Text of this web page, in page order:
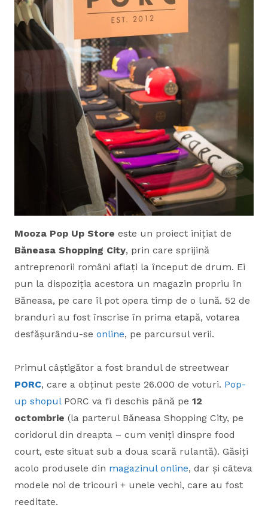
Mooza Pop Up Store este un proiect inițiat de
Băneasa Shopping City, prin care sprijină
antreprenorii români aflați la început de drum. Ei
pun la dispoziția acestora un magazin propriu în
Băneasa, pe care îl pot opera timp de o lună. 52 de
branduri au fost înscrise în prima etapă, votarea
desfășurându-se online, pe parcursul verii.
Primul câștigător a fost brandul de streetwear
PORC, care a obținut peste 26.000 de voturi. Pop-
up shopulPORC va fi deschis până pe 12
octombrie (la parterul Băneasa Shopping City, pe
coridorul din dreapta – cum veniți dinspre food
court, este situat sub a doua scară rulantă). Găsiți
acolo produsele din magazinul online, dar și câteva
modele noi de tricouri + unele vechi, care au fost
reeditate.